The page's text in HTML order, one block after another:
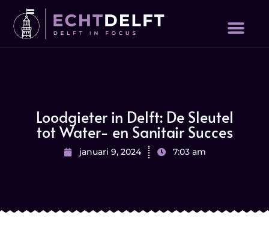
Loodgieter in Delft: De Sleutel
tot Water- en Sanitair Succes
januari 9, 2024 7:03 am